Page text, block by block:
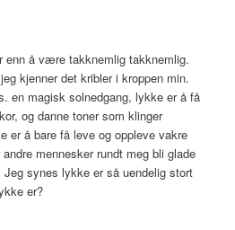
enn å være takknemlig takknemlig.
kjenner det kribler i kroppen min.
en magisk solnedgang, lykke er å få
og danne toner som klinger
er å bare få leve og oppleve vakre
mennesker rundt meg bli glade
Jeg synes lykke er så uendelig stort
er?